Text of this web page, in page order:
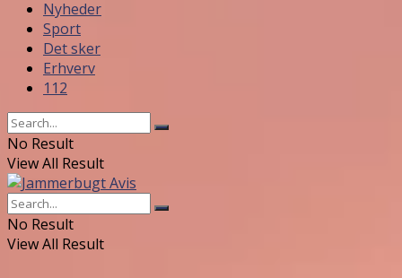
Nyheder
Sport
Det sker
Erhverv
112
No Result
View All Result
No Result
View All Result